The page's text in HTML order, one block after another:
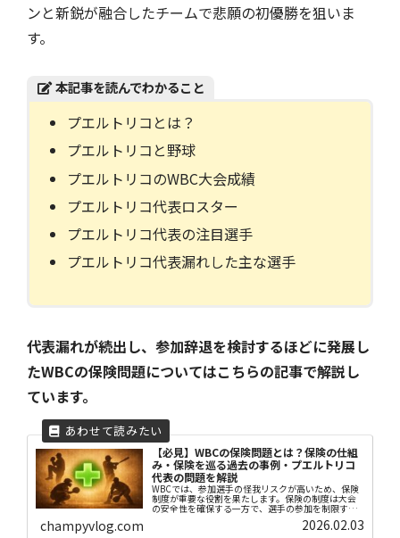
ンと新鋭が融合したチームで悲願の初優勝を狙いま
す。
本記事を読んでわかること
プエルトリコとは？
プエルトリコと野球
プエルトリコのWBC大会成績
プエルトリコ代表ロスター
プエルトリコ代表の注目選手
プエルトリコ代表漏れした主な選手
代表漏れが続出し、参加辞退を検討するほどに発展し
たWBCの保険問題についてはこちらの記事で解説し
ています。
【必見】WBCの保険問題とは？保険の仕組
み・保険を巡る過去の事例・プエルトリコ
代表の問題を解説
WBCでは、参加選手の怪我リスクが高いため、保険
制度が重要な役割を果たします。保険の制度は大会
の安全性を確保する一方で、選手の参加を制限する
側面もあります。現在話題となっているのはプエル
トリコ代表選手の保険問題です。本記事ではWBCの
champyvlog.com 2026.02.03